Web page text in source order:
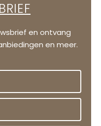
en ontvang
en meer.